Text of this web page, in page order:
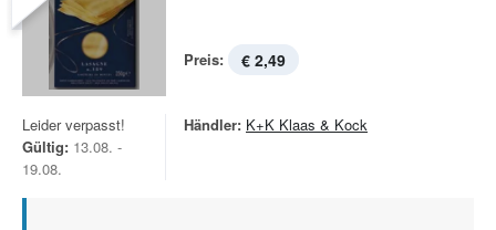
Preis: € 2,49
Leider verpasst!
Gültig: 13.08. -
19.08.
Händler: K+K Klaas & Kock